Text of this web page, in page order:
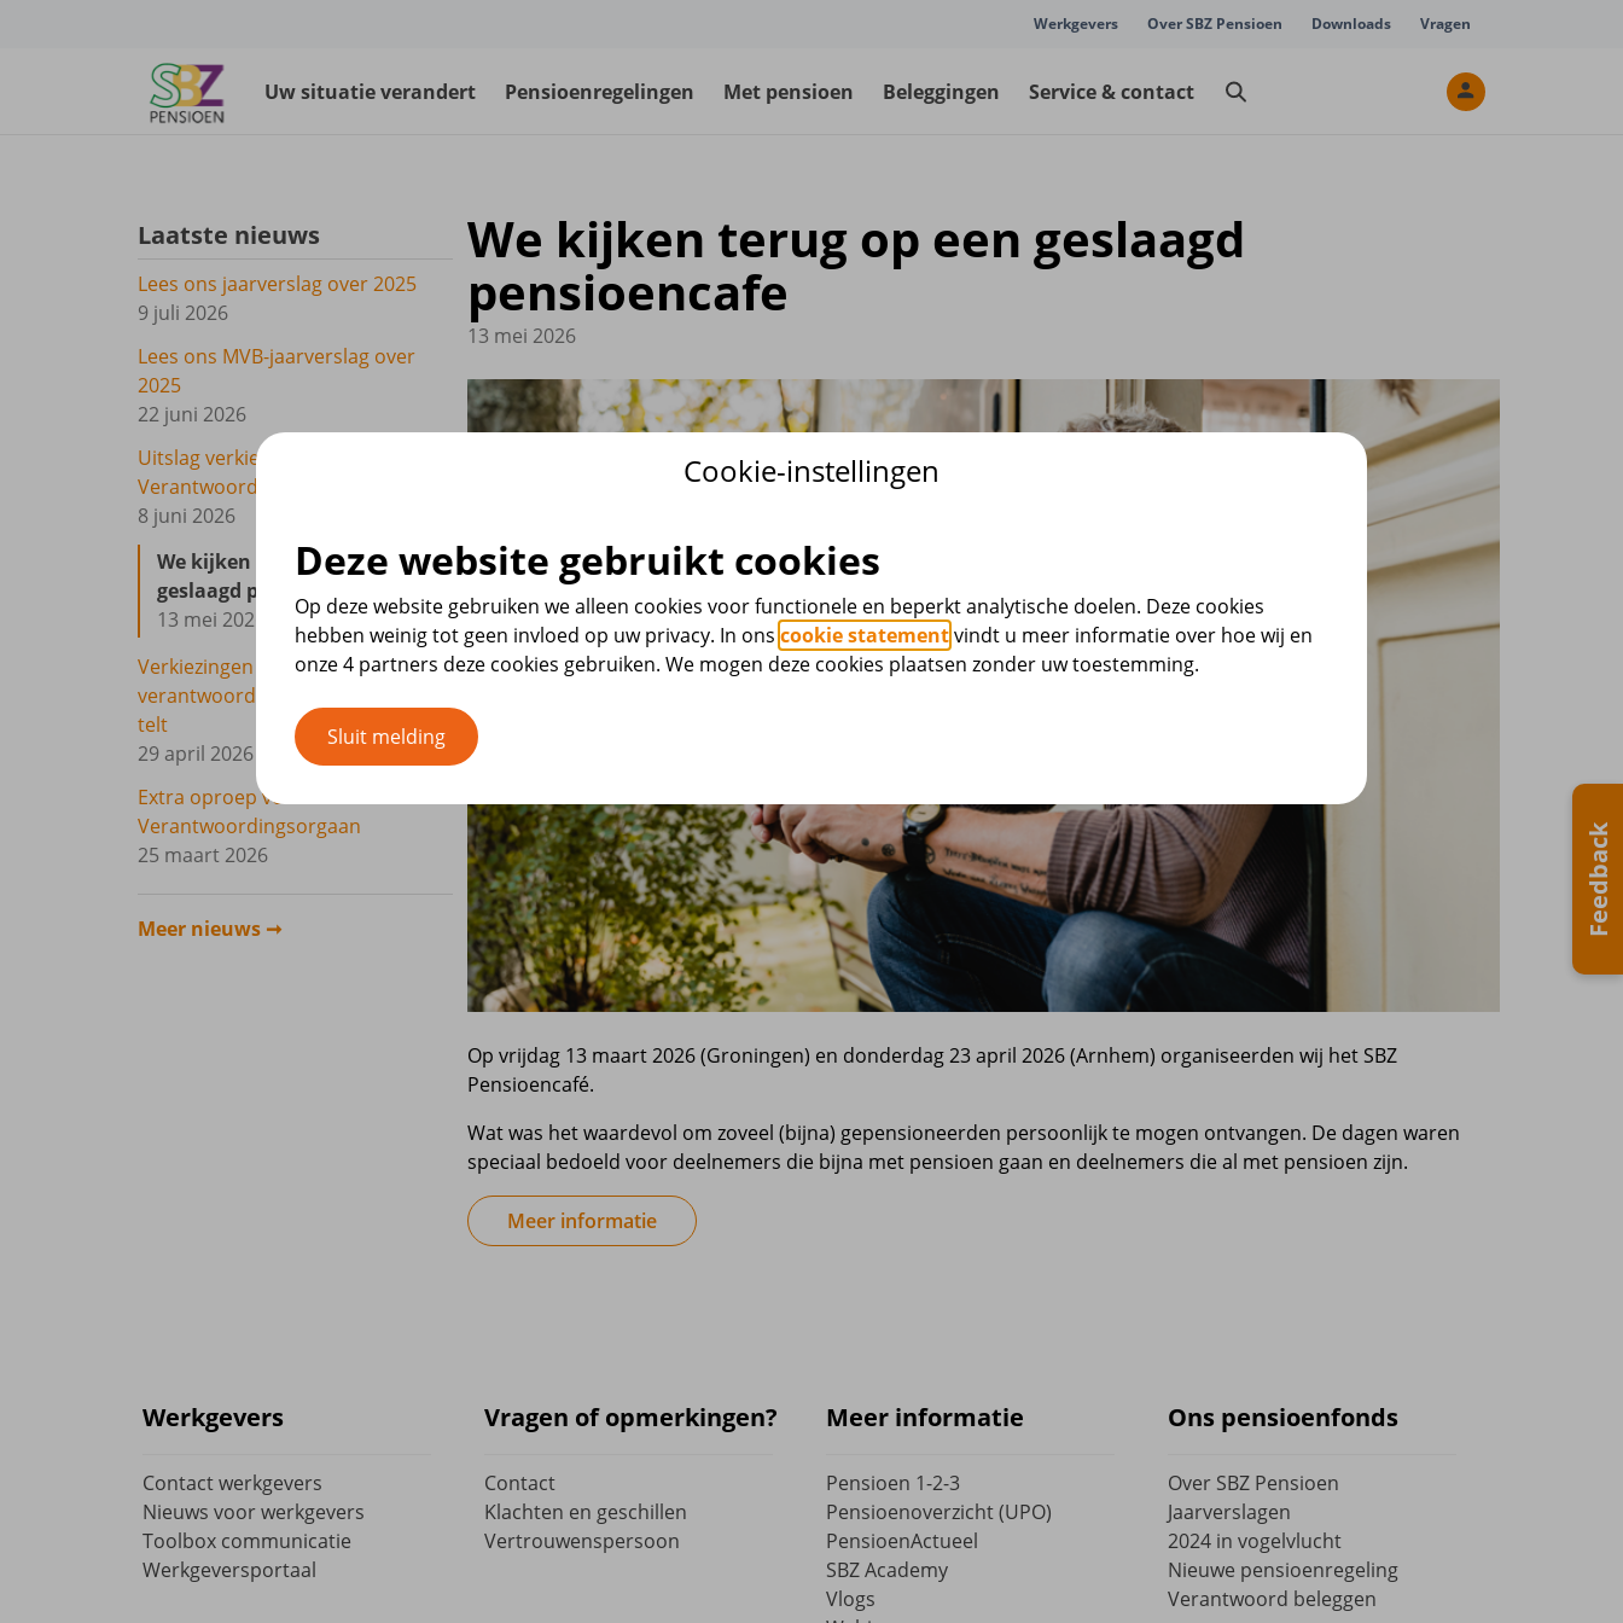
Werkgevers Over SBZ Pensioen Downloads Vragen
Uw situatie verandert Pensioenregelingen Met pensioen Beleggingen Service & contact
Laatste nieuws
Lees ons jaarverslag over 2025
9 juli 2026
Lees ons MVB-jaarverslag over
2025
22 juni 2026
Uitslag verkiezingen
Verantwoordingsorgaan bekend
8 juni 2026
We kijken terug op een
geslaagd pensioencafe
13 mei 2026
Verkiezingen
verantwoordingsorgaan: uw stem
telt
29 april 2026
Extra oproep voor
Verantwoordingsorgaan
25 maart 2026
Meer nieuws
We kijken terug op een geslaagd
pensioencafe
13 mei 2026
Op vrijdag 13 maart 2026 (Groningen) en donderdag 23 april 2026 (Arnhem) organiseerden wij het SBZ
Pensioencafé.
Wat was het waardevol om zoveel (bijna) gepensioneerden persoonlijk te mogen ontvangen. De dagen waren
speciaal bedoeld voor deelnemers die bijna met pensioen gaan en deelnemers die al met pensioen zijn.
Meer informatie
Werkgevers
Contact werkgevers
Nieuws voor werkgevers
Toolbox communicatie
Werkgeversportaal
Vragen of opmerkingen?
Contact
Klachten en geschillen
Vertrouwenspersoon
Meer informatie
Pensioen 1-2-3
Pensioenoverzicht (UPO)
PensioenActueel
SBZ Academy
Vlogs
Ons pensioenfonds
Over SBZ Pensioen
Jaarverslagen
2024 in vogelvlucht
Nieuwe pensioenregeling
Verantwoord beleggen
Feedback
Cookie-instellingen
Deze website gebruikt cookies
Op deze website gebruiken we alleen cookies voor functionele en beperkt analytische doelen. Deze cookies
hebben weinig tot geen invloed op uw privacy. In ons cookie statementvindt u meer informatie over hoe wij en
onze 4 partners deze cookies gebruiken. We mogen deze cookies plaatsen zonder uw toestemming.
Sluit melding